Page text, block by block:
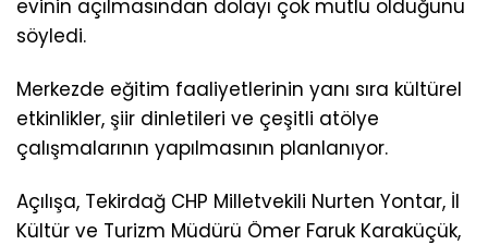
evinin açılmasından dolayı çok mutlu olduğunu
söyledi.
Merkezde eğitim faaliyetlerinin yanı sıra kültürel
etkinlikler, şiir dinletileri ve çeşitli atölye
çalışmalarının yapılmasının planlanıyor.
Açılışa, Tekirdağ CHP Milletvekili Nurten Yontar, İl
Kültür ve Turizm Müdürü Ömer Faruk Karaküçük,